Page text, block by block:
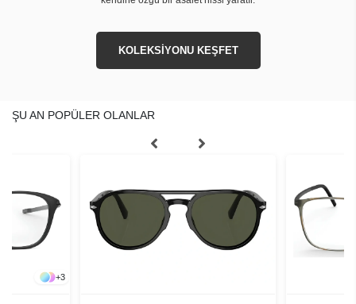
KOLEKSİYONU KEŞFET
ŞU AN POPÜLER OLANLAR
+3